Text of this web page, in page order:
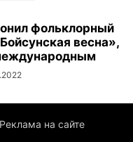
фольклорный
весна»,
Реклама на сайте